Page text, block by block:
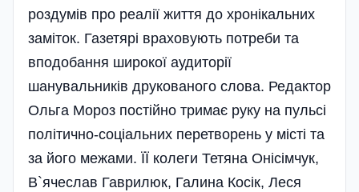
роздумів про реалії життя до хронікальних
заміток. Газетярі враховують потреби та
вподобання широкої аудиторії
шанувальників друкованого слова. Редактор
Ольга Мороз постійно тримає руку на пульсі
політично-соціальних перетворень у місті та
за його межами. ЇЇ колеги Тетяна Онісімчук,
В`ячеслав Гаврилюк, Галина Косік, Леся